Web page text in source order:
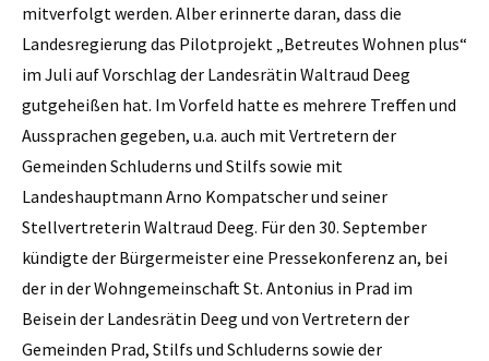
mitverfolgt werden. Alber erinnerte daran, dass die
Landesregierung das Pilotprojekt „Betreutes Wohnen plus“
im Juli auf Vorschlag der Landesrätin Waltraud Deeg
gutgeheißen hat. Im Vorfeld hatte es mehrere Treffen und
Aussprachen gegeben, u.a. auch mit Vertretern der
Gemeinden Schluderns und Stilfs sowie mit
Landeshauptmann Arno Kompatscher und seiner
Stellvertreterin Waltraud Deeg. Für den 30. September
kündigte der Bürgermeister eine Pressekonferenz an, bei
der in der Wohngemeinschaft St. Antonius in Prad im
Beisein der Landesrätin Deeg und von Vertretern der
Gemeinden Prad, Stilfs und Schluderns sowie der